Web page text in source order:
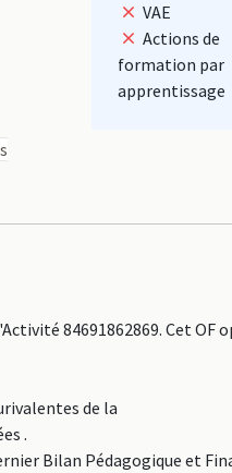
VAE
Actions de
formation par
apprentissage
84691862869. Cet OF
de la
.
Bilan Pédagogique et